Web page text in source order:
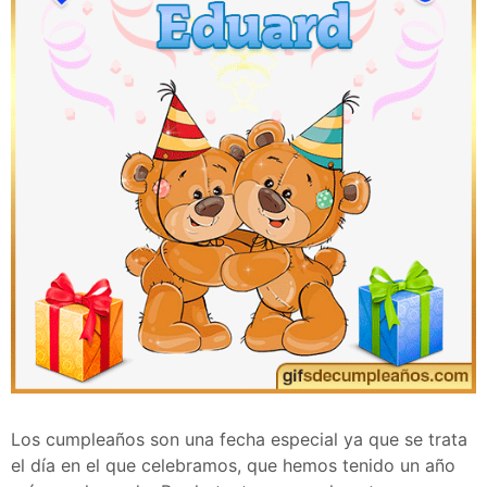
Los cumpleaños son una fecha especial ya que se trata
el día en el que celebramos, que hemos tenido un año